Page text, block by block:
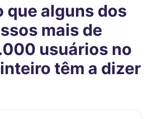
que alguns dos
mais de
usuários no
têm a dizer